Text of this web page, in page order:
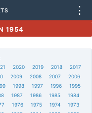
⋮
1954
2020 2019 2018
2017
2009 2008 2007
2006
1998 1997 1996
1995
1987 1986 1985
1984
1976 1975 1974
1973